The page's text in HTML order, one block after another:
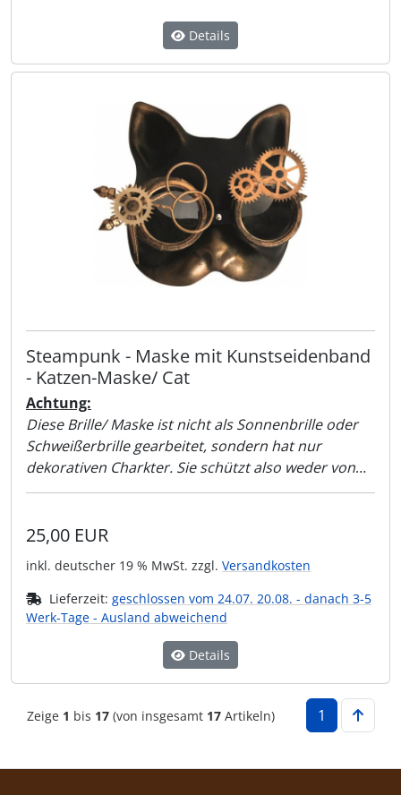
Details
Steampunk - Maske mit Kunstseidenband
- Katzen-Maske/ Cat
Achtung:
Diese Brille/ Maske ist nicht als Sonnenbrille oder
Schweißerbrille gearbeitet, sondern hat nur
dekorativen Charkter. Sie schützt also weder von
Sonnenlicht noch vor der Schweißer-Flamme!!
25,00 EUR
inkl. deutscher 19 % MwSt. zzgl. Versandkosten
Lieferzeit: geschlossen vom 24.07. 20.08. - danach 3-5
Werk-Tage - Ausland abweichend
Details
Zeige 1 bis 17(von insgesamt 17Artikeln) 1